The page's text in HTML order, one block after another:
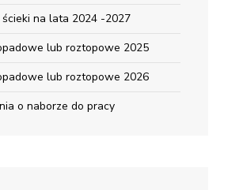
na lata 2024 -2027
lub roztopowe 2025
lub roztopowe 2026
o naborze do pracy